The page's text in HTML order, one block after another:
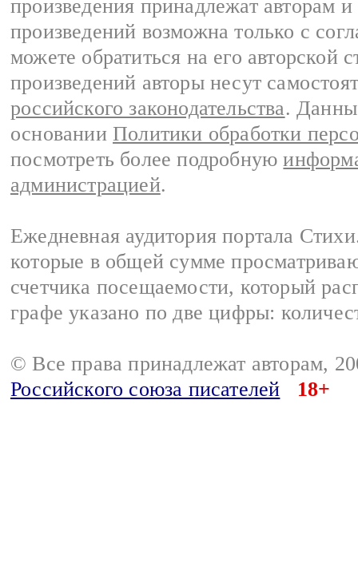
произведения принадлежат авторам
произведений возможна только с
можете обратиться на его авторской
произведений авторы несут
российского законодательства.
основании Политики обработки
посмотреть более подробную
администрацией.
Ежедневная аудитория портала
которые в общей сумме
счетчика посещаемости, который
графе указано по две цифры:
© Все права принадлежат авторам,
Российского союза писателей
18+